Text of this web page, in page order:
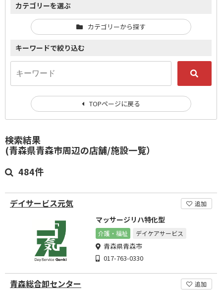
検索結果
(青森県青森市周辺の店舗/施設一覧）
484件
デイサービス元気 追加
マッサージリハ特化型
介護・福祉 デイケアサービス
青森県青森市
017-763-0330
青森総合卸センター 追加
カテゴリーを選ぶ
カテゴリーから探す
キーワードで絞り込む
TOPページに戻る